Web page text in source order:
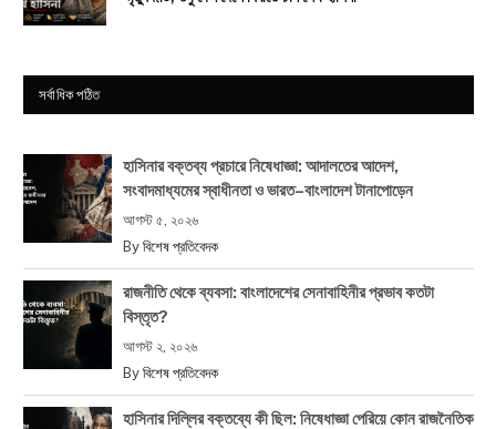
সর্বাধিক পঠিত
হাসিনার বক্তব্য প্রচারে নিষেধাজ্ঞা: আদালতের আদেশ,
সংবাদমাধ্যমের স্বাধীনতা ও ভারত–বাংলাদেশ টানাপোড়েন
আগস্ট ৫, ২০২৬
By বিশেষ প্রতিবেদক
রাজনীতি থেকে ব্যবসা: বাংলাদেশের সেনাবাহিনীর প্রভাব কতটা
বিস্তৃত?
আগস্ট ২, ২০২৬
By বিশেষ প্রতিবেদক
হাসিনার দিল্লির বক্তব্যে কী ছিল: নিষেধাজ্ঞা পেরিয়ে কোন রাজনৈতিক